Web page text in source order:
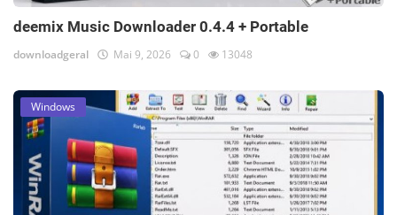
deemix Music Downloader 0.4.4 + Portable
downloadgeral Mai 9, 2026 0 13048
Windows